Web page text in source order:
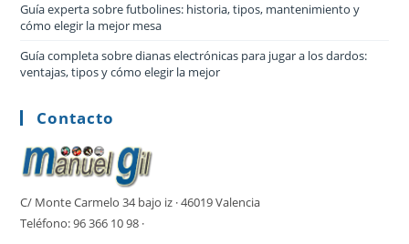
Guía experta sobre futbolines: historia, tipos, mantenimiento y
cómo elegir la mejor mesa
Guía completa sobre dianas electrónicas para jugar a los dardos:
ventajas, tipos y cómo elegir la mejor
Contacto
C/ Monte Carmelo 34 bajo iz · 46019 Valencia
Teléfono: 96 366 10 98 ·